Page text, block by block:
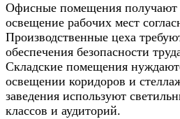
Офисные помещения получают
освещение рабочих мест
Производственные цеха
обеспечения безопасности
Складские помещения
освещении коридоров и
заведения используют
классов и аудиторий.